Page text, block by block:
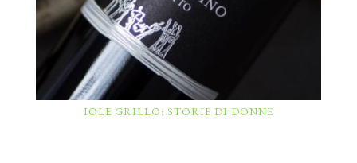
IOLE GRILLO: STORIE DI DONNE